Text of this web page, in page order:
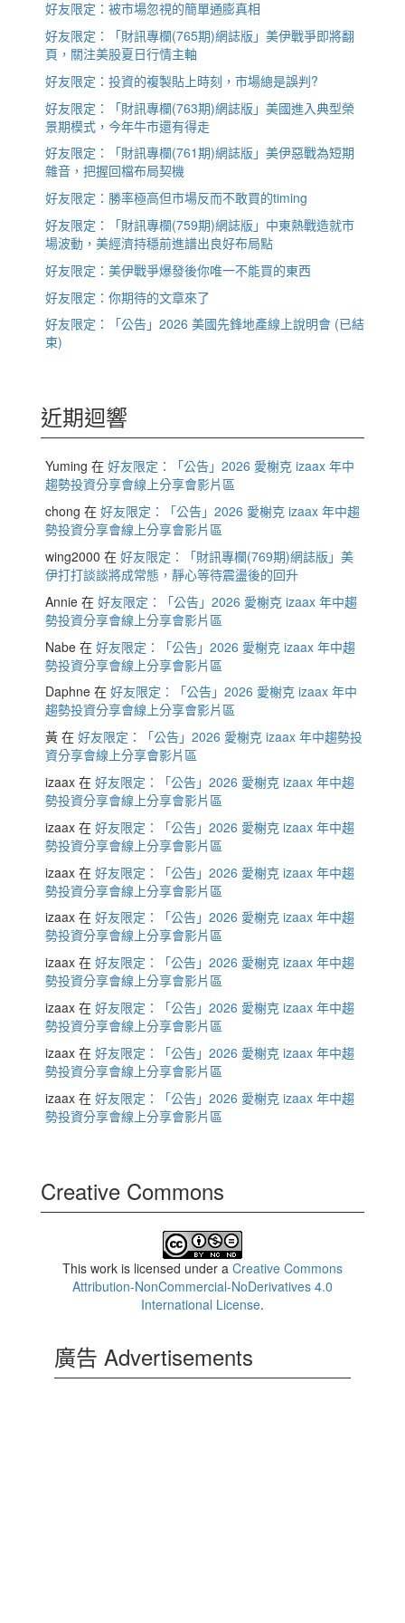
好友限定：被市場忽視的簡單通膨真相
好友限定：「財訊專欄(765期)網誌版」美伊戰爭即將翻
頁，關注美股夏日行情主軸
好友限定：投資的複製貼上時刻，市場總是誤判?
好友限定：「財訊專欄(763期)網誌版」美國進入典型榮
景期模式，今年牛市還有得走
好友限定：「財訊專欄(761期)網誌版」美伊惡戰為短期
雜音，把握回檔布局契機
好友限定：勝率極高但市場反而不敢買的timing
好友限定：「財訊專欄(759期)網誌版」中東熱戰造就市
場波動，美經濟持穩前進譜出良好布局點
好友限定：美伊戰爭爆發後你唯一不能買的東西
好友限定：你期待的文章來了
好友限定：「公告」2026 美國先鋒地產線上說明會 (已結
束)
近期迴響
Yuming 在 好友限定：「公告」2026 愛榭克 izaax 年中
趨勢投資分享會線上分享會影片區
chong 在 好友限定：「公告」2026 愛榭克 izaax 年中趨
勢投資分享會線上分享會影片區
wing2000 在 好友限定：「財訊專欄(769期)網誌版」美
伊打打談談將成常態，靜心等待震盪後的回升
Annie 在 好友限定：「公告」2026 愛榭克 izaax 年中趨
勢投資分享會線上分享會影片區
Nabe 在 好友限定：「公告」2026 愛榭克 izaax 年中趨
勢投資分享會線上分享會影片區
Daphne 在 好友限定：「公告」2026 愛榭克 izaax 年中
趨勢投資分享會線上分享會影片區
黃 在 好友限定：「公告」2026 愛榭克 izaax 年中趨勢投
資分享會線上分享會影片區
izaax 在 好友限定：「公告」2026 愛榭克 izaax 年中趨
勢投資分享會線上分享會影片區
izaax 在 好友限定：「公告」2026 愛榭克 izaax 年中趨
勢投資分享會線上分享會影片區
izaax 在 好友限定：「公告」2026 愛榭克 izaax 年中趨
勢投資分享會線上分享會影片區
izaax 在 好友限定：「公告」2026 愛榭克 izaax 年中趨
勢投資分享會線上分享會影片區
izaax 在 好友限定：「公告」2026 愛榭克 izaax 年中趨
勢投資分享會線上分享會影片區
izaax 在 好友限定：「公告」2026 愛榭克 izaax 年中趨
勢投資分享會線上分享會影片區
izaax 在 好友限定：「公告」2026 愛榭克 izaax 年中趨
勢投資分享會線上分享會影片區
izaax 在 好友限定：「公告」2026 愛榭克 izaax 年中趨
勢投資分享會線上分享會影片區
Creative Commons
This work is licensed under a Creative Commons
Attribution-NonCommercial-NoDerivatives 4.0
International License.
廣告 Advertisements